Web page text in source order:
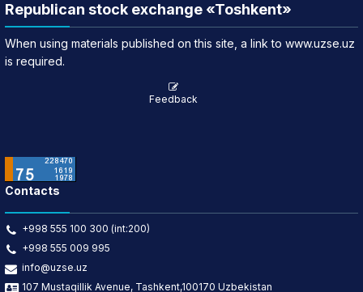
Republican stock exchange «Toshkent»
When using materials published on this site, a link to www.uzse.uz
is required.
Feedback
Contacts
+998 555 100 300 (int:200)
+998 555 009 995
info@uzse.uz
107 Mustaqillik Avenue, Tashkent,100170 Uzbekistan